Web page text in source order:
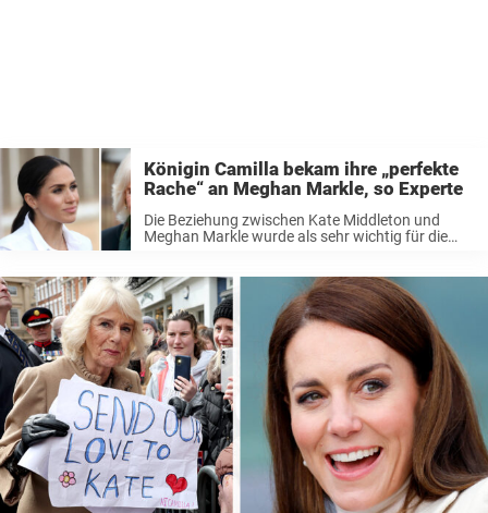
Königin Camilla bekam ihre „perfekte
Rache“ an Meghan Markle, so Experte
Die Beziehung zwischen Kate Middleton und
Meghan Markle wurde als sehr wichtig für die
Zwischenzeit tat Königin Camilla ihr Bestes, um
...